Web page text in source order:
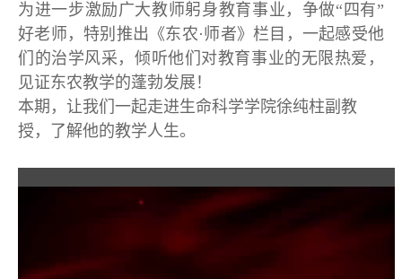
为进一步激励广大教师躬身教育事业，争做“四有”
好老师，特别推出《东农·师者》栏目， 一起感受他
们的治学风采，倾听他们对教育事业的无限热爱，
见证东农教学的蓬勃发展！
本期，让我们一起走进生命科学学院徐纯柱副教
授，了解他的教学人生。